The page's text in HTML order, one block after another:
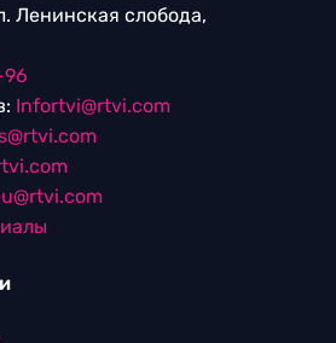
Ленинская слобода,
96
Infortvi@rtvi.com